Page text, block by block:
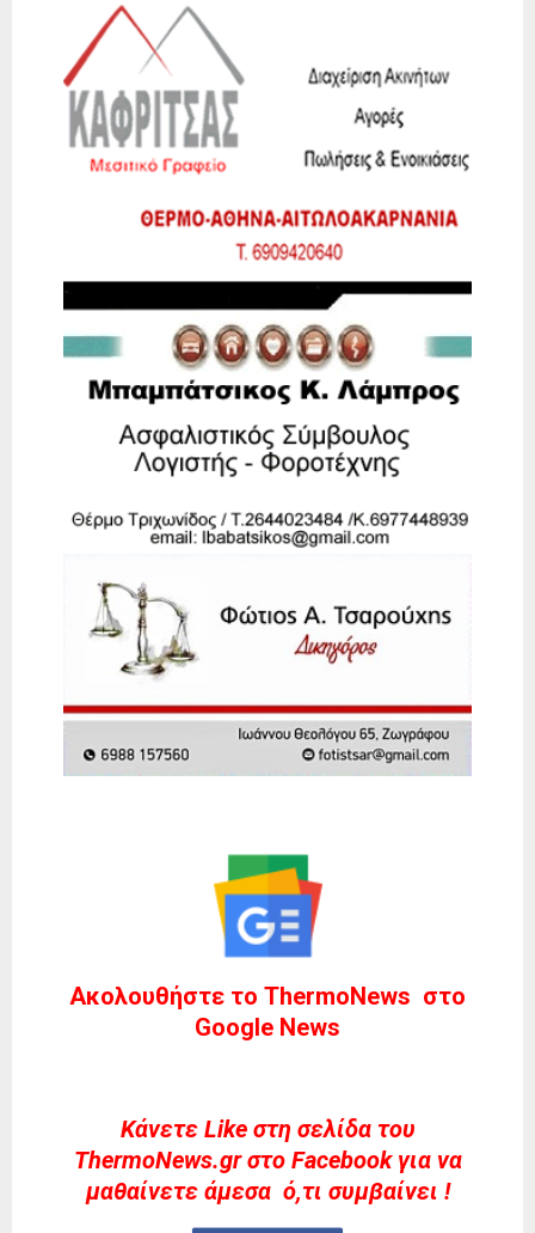
Ακολουθήστε το ThermoNews στο
Google News
Kάνετε Like στη σελίδα του
ThermoNews.gr στο Facebook για να
μαθαίνετε άμεσα ό,τι συμβαίνει !